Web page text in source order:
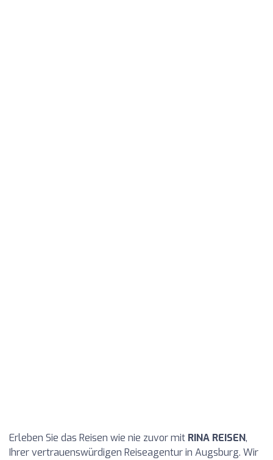
Erleben Sie das Reisen wie nie zuvor mit RINA REISEN,
Ihrer vertrauenswürdigen Reiseagentur in Augsburg. Wir